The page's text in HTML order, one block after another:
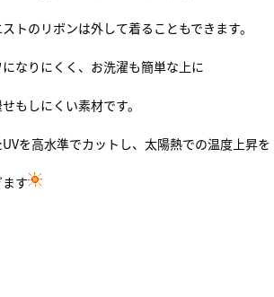
トのリボンは外して着ることもできます。
なりにくく、お洗濯も簡単な上に
もしにくい素材です。
を高水準でカットし、太陽熱での温度上昇を
す